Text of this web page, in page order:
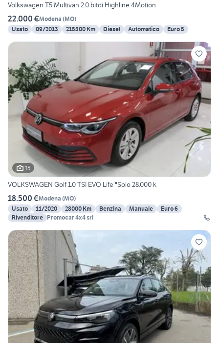
Volkswagen T5 Multivan 2.0 bitdi Highline 4Motion
22.000 €Modena (MO)
Usato
09/2013 215500 Km Diesel Automatico Euro 5
15
VOLKSWAGEN Golf 1.0 TSI EVO Life "Solo 28.000 k
18.500 €Modena (MO)
Usato
11/2020 28000 Km Benzina Manuale
Euro 6
Rivenditore Promocar 4x4 srl